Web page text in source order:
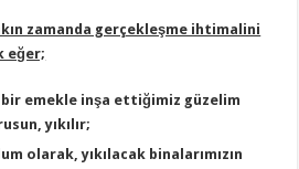
zamanda gerçekleşme ihtimalini
eğer;
bir emekle inşa ettiğimiz güzelim
yıkılır;
olarak, yıkılacak binalarımızın